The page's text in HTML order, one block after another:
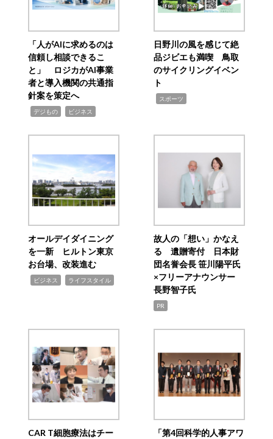
「人がAIに求めるのは
信頼し相談できるこ
と」 ロジカがAI事業
者と導入機関の共通指
針案を策定へ
デジもの ビジネス
日野川の風を感じて絶
品ジビエも満喫 鳥取
のサイクリングイベン
ト
スポーツ
オールデイダイニング
を一新 ヒルトン東京
お台場、改装進む
ビジネス ライフスタイル
故人の「想い」かなえ
る 遺贈寄付 日本財
団名誉会長 笹川陽平氏
×フリーアナウンサー
長野智子氏
PR
CAR T細胞療法はチー
「第4回科学的人事アワ